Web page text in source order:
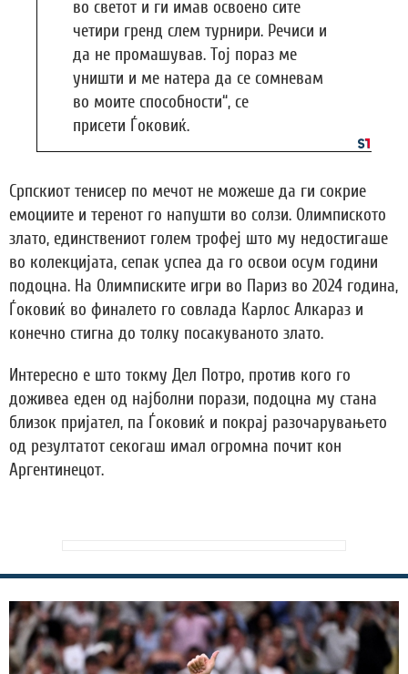
во светот и ги имав освоено сите
четири гренд слем турнири. Речиси и
да не промашував. Тој пораз ме
уништи и ме натера да се сомневам
во моите способности“, се
присети Ѓоковиќ.
Српскиот тенисер по мечот не можеше да ги сокрие
емоциите и теренот го напушти во солзи. Олимпиското
злато, единствениот голем трофеј што му недостигаше
во колекцијата, сепак успеа да го освои осум години
подоцна. На Олимписките игри во Париз во 2024 година,
Ѓоковиќ во финалето го совлада Карлос Алкараз и
конечно стигна до толку посакуваното злато.
Интересно е што токму Дел Потро, против кого го
доживеа еден од најболни порази, подоцна му стана
близок пријател, па Ѓоковиќ и покрај разочарувањето
од резултатот секогаш имал огромна почит кон
Аргентинецот.